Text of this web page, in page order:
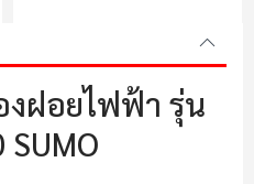
งฝอยไฟฟ้า รุ่น
SUMO